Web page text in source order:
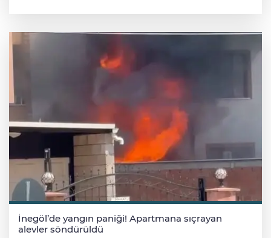
İnegöl’de yangın paniği! Apartmana sıçrayan
alevler söndürüldü